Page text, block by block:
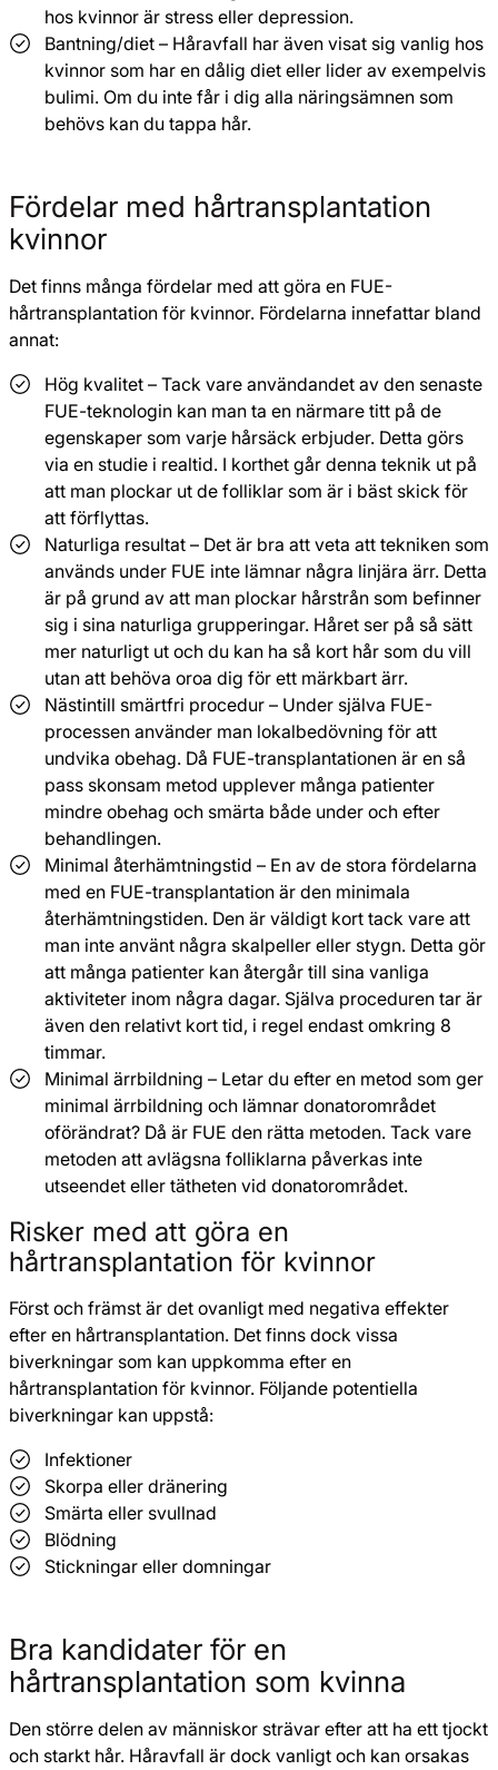
hos kvinnor är stress eller depression.
Bantning/diet – Håravfall har även visat sig vanlig hos
kvinnor som har en dålig diet eller lider av exempelvis
bulimi. Om du inte får i dig alla näringsämnen som
behövs kan du tappa hår.
Fördelar med hårtransplantation
kvinnor
Det finns många fördelar med att göra en FUE-
hårtransplantation för kvinnor. Fördelarna innefattar bland
annat:
Hög kvalitet – Tack vare användandet av den senaste
FUE-teknologin kan man ta en närmare titt på de
egenskaper som varje hårsäck erbjuder. Detta görs
via en studie i realtid. I korthet går denna teknik ut på
att man plockar ut de folliklar som är i bäst skick för
att förflyttas.
Naturliga resultat – Det är bra att veta att tekniken som
används under FUE inte lämnar några linjära ärr. Detta
är på grund av att man plockar hårstrån som befinner
sig i sina naturliga grupperingar. Håret ser på så sätt
mer naturligt ut och du kan ha så kort hår som du vill
utan att behöva oroa dig för ett märkbart ärr.
Nästintill smärtfri procedur – Under själva FUE-
processen använder man lokalbedövning för att
undvika obehag. Då FUE-transplantationen är en så
pass skonsam metod upplever många patienter
mindre obehag och smärta både under och efter
behandlingen.
Minimal återhämtningstid – En av de stora fördelarna
med en FUE-transplantation är den minimala
återhämtningstiden. Den är väldigt kort tack vare att
man inte använt några skalpeller eller stygn. Detta gör
att många patienter kan återgår till sina vanliga
aktiviteter inom några dagar. Själva proceduren tar är
även den relativt kort tid, i regel endast omkring 8
timmar.
Minimal ärrbildning – Letar du efter en metod som ger
minimal ärrbildning och lämnar donatorområdet
oförändrat? Då är FUE den rätta metoden. Tack vare
metoden att avlägsna folliklarna påverkas inte
utseendet eller tätheten vid donatorområdet.
Risker med att göra en
hårtransplantation för kvinnor
Först och främst är det ovanligt med negativa effekter
efter en hårtransplantation. Det finns dock vissa
biverkningar som kan uppkomma efter en
hårtransplantation för kvinnor. Följande potentiella
biverkningar kan uppstå:
Infektioner
Skorpa eller dränering
Smärta eller svullnad
Blödning
Stickningar eller domningar
Bra kandidater för en
hårtransplantation som kvinna
Den större delen av människor strävar efter att ha ett tjockt
och starkt hår. Håravfall är dock vanligt och kan orsakas